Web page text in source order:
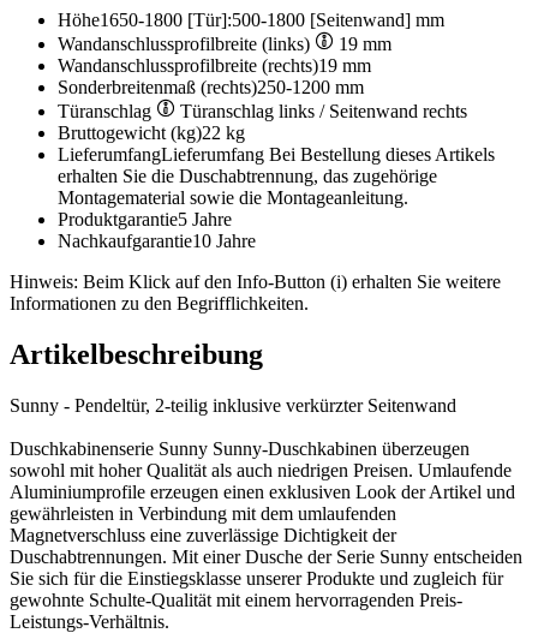
Höhe1650-1800 [Tür]:500-1800 [Seitenwand] mm
Wandanschlussprofilbreite (links)
19 mm
Wandanschlussprofilbreite (rechts)19 mm
Sonderbreitenmaß (rechts)250-1200 mm
Türanschlag
Türanschlag links / Seitenwand rechts
Bruttogewicht (kg)22 kg
LieferumfangLieferumfang Bei Bestellung dieses Artikels
erhalten Sie die Duschabtrennung, das zugehörige
Montagematerial sowie die Montageanleitung.
Produktgarantie5 Jahre
Nachkaufgarantie10 Jahre
Hinweis: Beim Klick auf den Info-Button (i) erhalten Sie weitere
Informationen zu den Begrifflichkeiten.
Artikelbeschreibung
Sunny - Pendeltür, 2-teilig inklusive verkürzter Seitenwand
Duschkabinenserie Sunny Sunny-Duschkabinen überzeugen
sowohl mit hoher Qualität als auch niedrigen Preisen. Umlaufende
Aluminiumprofile erzeugen einen exklusiven Look der Artikel und
gewährleisten in Verbindung mit dem umlaufenden
Magnetverschluss eine zuverlässige Dichtigkeit der
Duschabtrennungen. Mit einer Dusche der Serie Sunny entscheiden
Sie sich für die Einstiegsklasse unserer Produkte und zugleich für
gewohnte Schulte-Qualität mit einem hervorragenden Preis-
Leistungs-Verhältnis.